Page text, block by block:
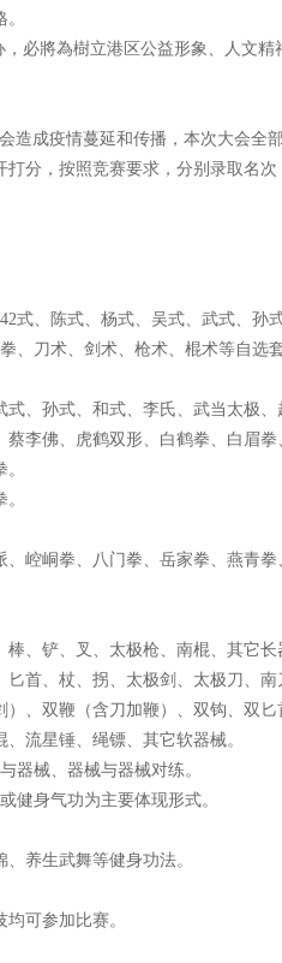
，必將為樹立港区公益形象、人文
成疫情蔓延和传播，本次大会全
分，按照竞赛要求，分别录取名
式、陈式、杨式、吴式、武式、
、刀术、剑术、枪术、棍术等自选
式、孙式、和式、李氏、武当太极
李佛、虎鹤双形、白鹤拳、白眉
、崆峒拳、八门拳、岳家拳、燕青
、铲、叉、太极枪、南棍、其它长
匕首、杖、拐、太极剑、太极刀、
、双鞭（含刀加鞭）、双钩、双
流星锤、绳镖、其它软器械。
器械、器械与器械对练。
健身气功为主要体现形式。
养生武舞等健身功法。
可参加比赛。